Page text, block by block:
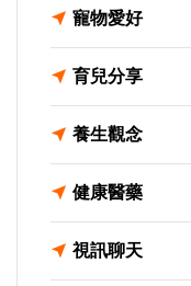
寵物愛好
育兒分享
養生觀念
健康醫藥
視訊聊天